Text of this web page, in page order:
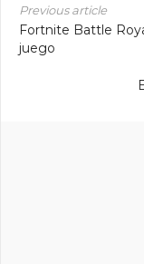
Previous article
Fortnite Battle
juego